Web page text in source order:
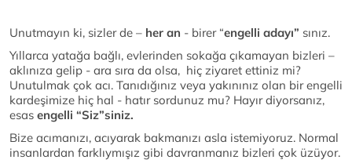
Unutmayın ki, sizler de – her an - birer “engelli adayı” sınız.
Yıllarca yatağa bağlı, evlerinden sokağa çıkamayan bizleri –
aklınıza gelip - ara sıra da olsa, hiç ziyaret ettiniz mi?
Unutulmak çok acı. Tanıdığınız veya yakınınız olan bir engelli
kardeşimize hiç hal - hatır sordunuz mu? Hayır diyorsanız,
esas engelli “Siz”siniz.
Bize acımanızı, acıyarak bakmanızı asla istemiyoruz. Normal
insanlardan farklıymışız gibi davranmanız bizleri çok üzüyor.